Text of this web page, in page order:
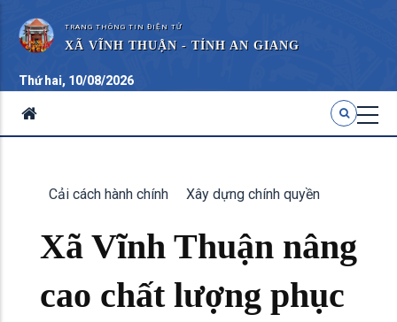
TRANG THÔNG TIN ĐIỆN TỬ
XÃ VĨNH THUẬN - TỈNH AN GIANG
Thứ hai, 10/08/2026
Cải cách hành chính Xây dựng chính quyền
Xã Vĩnh Thuận nâng
cao chất lượng phục